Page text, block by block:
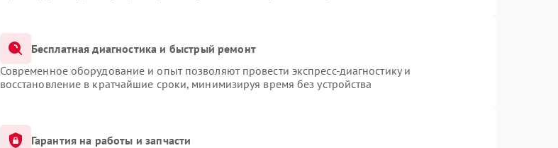
Бесплатная диагностика и быстрый ремонт
Современное оборудование и опыт позволяют провести экспресс-диагностику и
восстановление в кратчайшие сроки, минимизируя время без устройства
Гарантия на работы и запчасти